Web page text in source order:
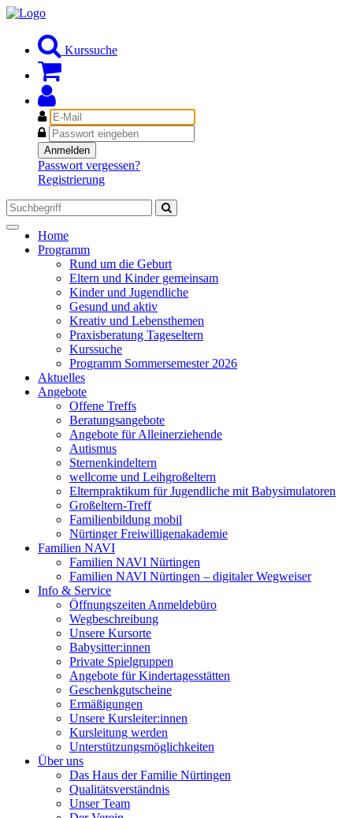
Kurssuche
E-
Mail
Passwort
Anmelden
Passwort vergessen?
Registrierung
Toggle
navigation
Home
Programm
Rund um die Geburt
Eltern und Kinder gemeinsam
Kinder und Jugendliche
Gesund und aktiv
Kreativ und Lebensthemen
Praxisberatung Tageseltern
Kurssuche
Programm Sommersemester 2026
Aktuelles
Angebote
Offene Treffs
Beratungsangebote
Angebote für Alleinerziehende
Autismus
Sternenkindeltern
wellcome und Leihgroßeltern
Elternpraktikum für Jugendliche mit Babysimulatoren
Großeltern-Treff
Familienbildung mobil
Nürtinger Freiwilligenakademie
Familien NAVI
Familien NAVI Nürtingen
Familien NAVI Nürtingen – digitaler Wegweiser
Info & Service
Öffnungszeiten Anmeldebüro
Wegbeschreibung
Unsere Kursorte
Babysitter:innen
Private Spielgruppen
Angebote für Kindertagesstätten
Geschenkgutscheine
Ermäßigungen
Unsere Kursleiter:innen
Kursleitung werden
Unterstützungsmöglichkeiten
Über uns
Das Haus der Familie Nürtingen
Qualitätsverständnis
Unser Team